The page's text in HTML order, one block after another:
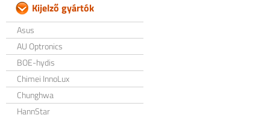
Kijelző gyártók
Asus
AU Optronics
BOE-hydis
Chimei InnoLux
Chunghwa
HannStar